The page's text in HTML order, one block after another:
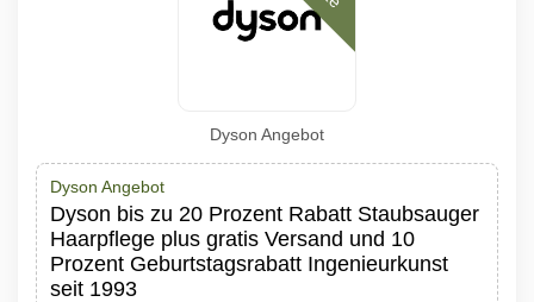
Dyson Angebot
Dyson Angebot
Dyson bis zu 20 Prozent Rabatt Staubsauger
Haarpflege plus gratis Versand und 10
Prozent Geburtstagsrabatt Ingenieurkunst
seit 1993